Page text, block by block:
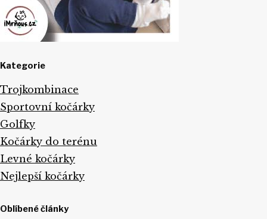
Kategorie
Trojkombinace
Sportovní kočárky
Golfky
Kočárky do terénu
Levné kočárky
Nejlepší kočárky
Oblíbené články